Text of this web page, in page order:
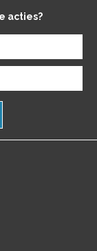
acties?